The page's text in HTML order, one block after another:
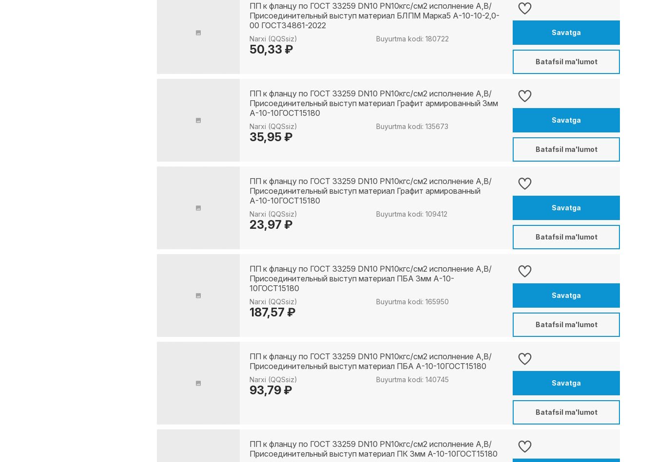
ПП к фланцу по ГОСТ 33259 DN10 PN10кгс/см2 исполнение A,B/
Присоединительный выступ материал БЛПМ Марка5 А-10-10-2,0-
00 ГОСТ34861-2022
Narxi (QQSsiz)
50,33 ₽
Buyurtma kodi: 180722
Savatga
Batafsil ma'lumot
ПП к фланцу по ГОСТ 33259 DN10 PN10кгс/см2 исполнение A,B/
Присоединительный выступ материал Графит армированный 3мм
А-10-10ГОСТ15180
Narxi (QQSsiz)
35,95 ₽
Buyurtma kodi: 135673
Savatga
Batafsil ma'lumot
ПП к фланцу по ГОСТ 33259 DN10 PN10кгс/см2 исполнение A,B/
Присоединительный выступ материал Графит армированный
А-10-10ГОСТ15180
Narxi (QQSsiz)
23,97 ₽
Buyurtma kodi: 109412
Savatga
Batafsil ma'lumot
ПП к фланцу по ГОСТ 33259 DN10 PN10кгс/см2 исполнение A,B/
Присоединительный выступ материал ПБА 3мм А-10-
10ГОСТ15180
Narxi (QQSsiz)
187,57 ₽
Buyurtma kodi: 165950
Savatga
Batafsil ma'lumot
ПП к фланцу по ГОСТ 33259 DN10 PN10кгс/см2 исполнение A,B/
Присоединительный выступ материал ПБА А-10-10ГОСТ15180
Narxi (QQSsiz)
93,79 ₽
Buyurtma kodi: 140745 Savatga
Batafsil ma'lumot
ПП к фланцу по ГОСТ 33259 DN10 PN10кгс/см2 исполнение A,B/
Присоединительный выступ материал ПК 3мм A-10-10ГОСТ15180